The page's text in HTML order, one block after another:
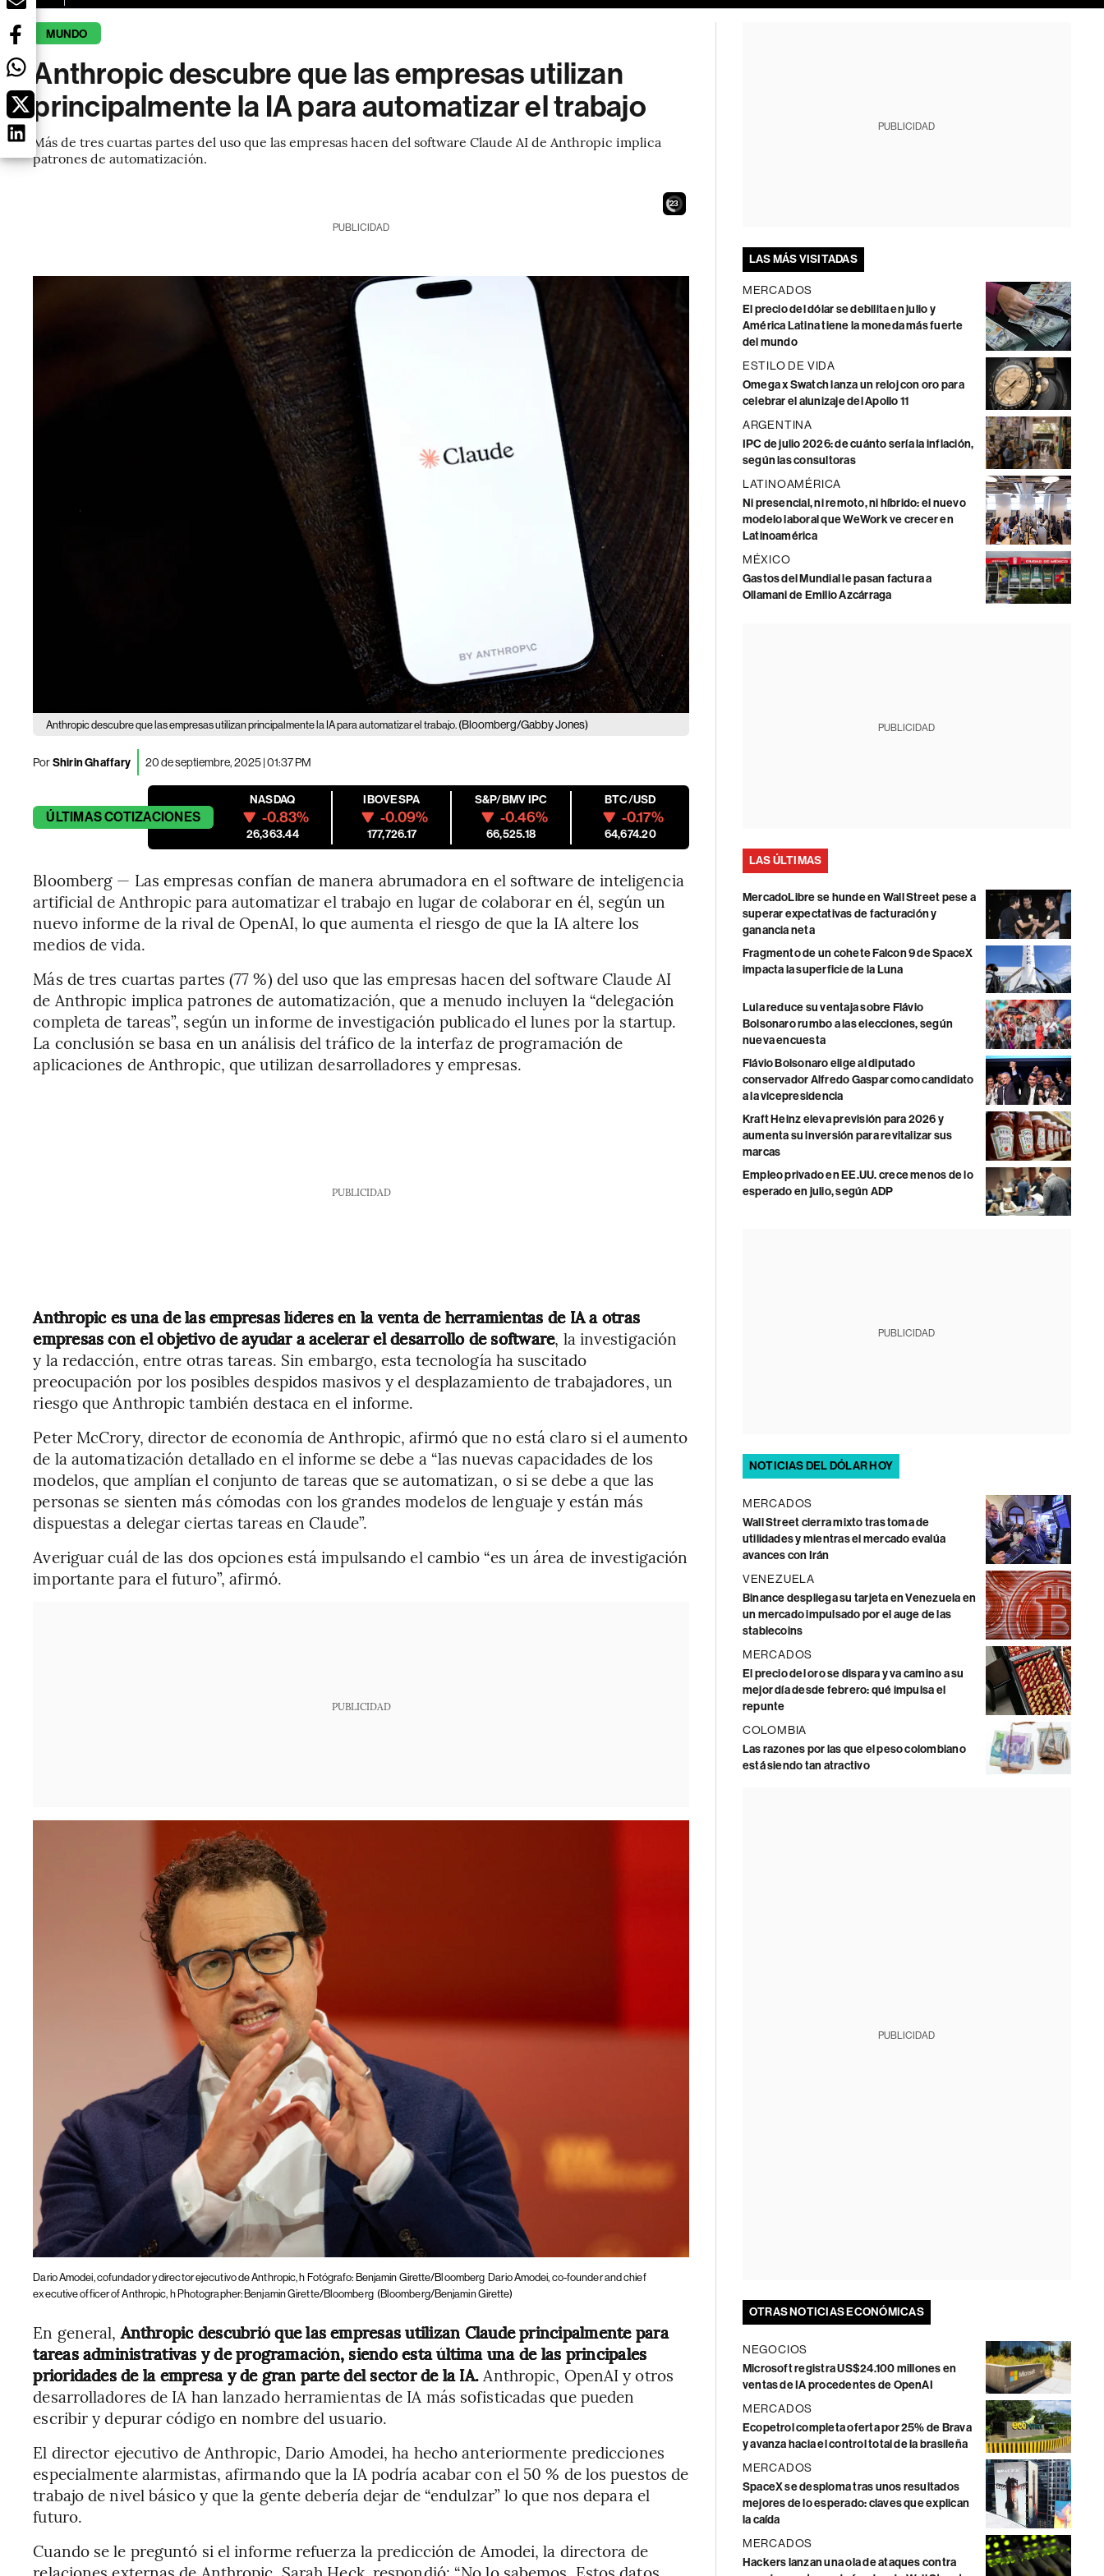
MUNDO
Anthropic descubre que las empresas utilizan
principalmente la IA para automatizar el trabajo
Más de tres cuartas partes del uso que las empresas hacen del software Claude AI de Anthropic implica
patrones de automatización.
21
PUBLICIDAD
Anthropic descubre que las empresas utilizan principalmente la IA para automatizar el trabajo. (Bloomberg/Gabby Jones)
PorShirin Ghaffary 20 de septiembre, 2025 | 01:37 PM
ÚLTIMASCOTIZACIONES
NASDAQ
-0.83%
26,363.44
IBOVESPA
-0.09%
177,726.17
S&P/BMV IPC
-0.46%
66,525.18
BTC/USD
-0.17%
64,674.20
Bloomberg — Las empresas confían de manera abrumadora en el software de inteligencia
artificial de Anthropic para automatizar el trabajo en lugar de colaborar en él, según un
nuevo informe de la rival de OpenAI, lo que aumenta el riesgo de que la IA altere los
medios de vida.
Más de tres cuartas partes (77 %) del uso que las empresas hacen del software Claude AI
de Anthropic implica patrones de automatización, que a menudo incluyen la “delegación
completa de tareas”, según un informe de investigación publicado el lunes por la startup.
La conclusión se basa en un análisis del tráfico de la interfaz de programación de
aplicaciones de Anthropic, que utilizan desarrolladores y empresas.
PUBLICIDAD
Anthropic es una de las empresas líderes en la venta de herramientas de IA a otras
empresas con el objetivo de ayudar a acelerar el desarrollo de software, la investigación
y la redacción, entre otras tareas. Sin embargo, esta tecnología ha suscitado
preocupación por los posibles despidos masivos y el desplazamiento de trabajadores, un
riesgo que Anthropic también destaca en el informe.
Peter McCrory, director de economía de Anthropic, afirmó que no está claro si el aumento
de la automatización detallado en el informe se debe a “las nuevas capacidades de los
modelos, que amplían el conjunto de tareas que se automatizan, o si se debe a que las
personas se sienten más cómodas con los grandes modelos de lenguaje y están más
dispuestas a delegar ciertas tareas en Claude”.
Averiguar cuál de las dos opciones está impulsando el cambio “es un área de investigación
importante para el futuro”, afirmó.
PUBLICIDAD
Dario Amodei, cofundador y director ejecutivo de Anthropic, h Fotógrafo: Benjamin Girette/Bloomberg Dario Amodei, co-founder and chief
executive officer of Anthropic, h Photographer: Benjamin Girette/Bloomberg (Bloomberg/Benjamin Girette)
En general,Anthropic descubrió que las empresas utilizan Claude principalmente para
tareas administrativas y de programación, siendo esta última una de las principales
prioridades de la empresa y de gran parte del sector de la IA. Anthropic, OpenAI y otros
desarrolladores de IA han lanzado herramientas de IA más sofisticadas que pueden
escribir y depurar código en nombre del usuario.
El director ejecutivo de Anthropic, Dario Amodei, ha hecho anteriormente predicciones
especialmente alarmistas, afirmando que la IA podría acabar con el 50 % de los puestos de
trabajo de nivel básico y que la gente debería dejar de “endulzar” lo que nos depara el
futuro.
Cuando se le preguntó si el informe refuerza la predicción de Amodei, la directora de
relaciones externas de Anthropic, Sarah Heck, respondió: “No lo sabemos. Estos datos
PUBLICIDAD
LAS MÁS VISITADAS
MERCADOS
El precio del dólar se debilita en julio y
América Latina tiene la moneda más fuerte
del mundo
ESTILO DE VIDA
Omega x Swatch lanza un reloj con oro para
celebrar el alunizaje del Apollo 11
ARGENTINA
IPC de julio 2026: de cuánto sería la inflación,
según las consultoras
LATINOAMÉRICA
Ni presencial, ni remoto, ni híbrido: el nuevo
modelo laboral que WeWork ve crecer en
Latinoamérica
MÉXICO
Gastos del Mundial le pasan factura a
Ollamani de Emilio Azcárraga
PUBLICIDAD
LAS ÚLTIMAS
MercadoLibre se hunde en Wall Street pese a
superar expectativas de facturación y
ganancia neta
Fragmento de un cohete Falcon 9 de SpaceX
impacta la superficie de la Luna
Lula reduce su ventaja sobre Flávio
Bolsonaro rumbo a las elecciones, según
nueva encuesta
Flávio Bolsonaro elige al diputado
conservador Alfredo Gaspar como candidato
a la vicepresidencia
Kraft Heinz eleva previsión para 2026 y
aumenta su inversión para revitalizar sus
marcas
Empleo privado en EE.UU. crece menos de lo
esperado en julio, según ADP
PUBLICIDAD
NOTICIAS DEL DÓLAR HOY
MERCADOS
Wall Street cierra mixto tras toma de
utilidades y mientras el mercado evalúa
avances con Irán
VENEZUELA
Binance despliega su tarjeta en Venezuela en
un mercado impulsado por el auge de las
stablecoins
MERCADOS
El precio del oro se dispara y va camino a su
mejor día desde febrero: qué impulsa el
repunte
COLOMBIA
Las razones por las que el peso colombiano
está siendo tan atractivo
PUBLICIDAD
OTRAS NOTICIAS ECONÓMICAS
NEGOCIOS
Microsoft registra US$24.100 millones en
ventas de IA procedentes de OpenAI
MERCADOS
Ecopetrol completa oferta por 25% de Brava
y avanza hacia el control total de la brasileña
MERCADOS
SpaceX se desploma tras unos resultados
mejores de lo esperado: claves que explican
la caída
MERCADOS
Hackers lanzan una ola de ataques contra